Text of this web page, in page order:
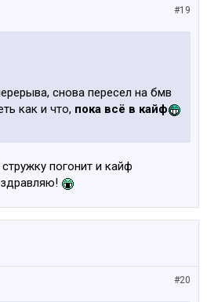
#19
снова пересел на бмв
как и что, пока всё в кайф
погонит и кайф
#20